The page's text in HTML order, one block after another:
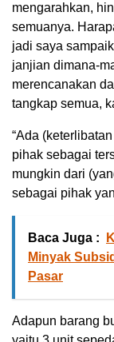
mengarahkan,
semuanya.
jadi saya
janjian dimana-
merencanakan
tangkap semua,
“Ada
pihak sebagai
mungkin dari
sebagai pihak
Baca Juga :
Minyak
Pasar
Adapun barang